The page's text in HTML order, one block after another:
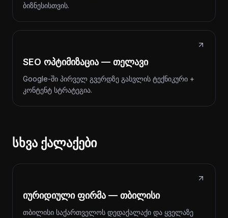
ბიზნესისთვის.
SEO ოპტიმიზაცია — თელავი
Google-ში პირველ გვერდზე გასვლის ტექნიკური +
კონტენტ სტრატეგია.
სხვა ქალაქები
იურიდიული ფირმა — თბილისი
თბილისი საქართველოს დედაქალაქი და ყველაზე